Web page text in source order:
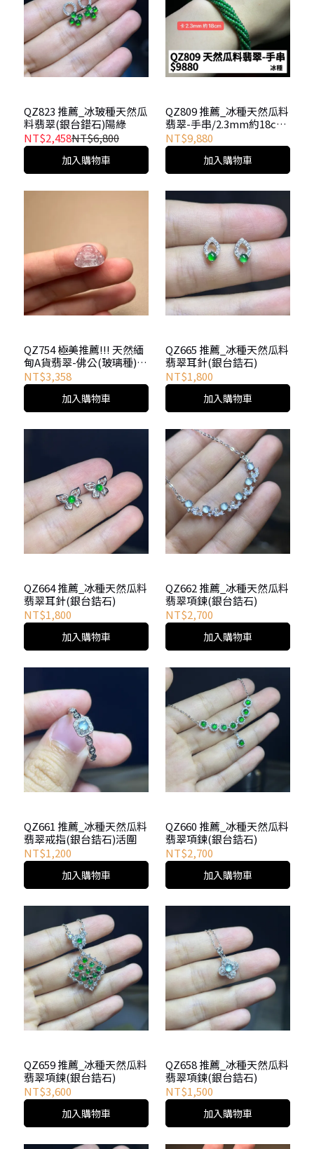
QZ823 推薦_冰玻種天然瓜
料翡翠(銀台錯石)陽綠
NT$2,458NT$6,800
加入購物車
QZ809 推薦_冰種天然瓜料
翡翠-手串/2.3mm約18cm
非常實惠
NT$9,880
加入購物車
QZ754 極美推薦!!! 天然緬
甸A貨翡翠-佛公(玻璃種)極
強光澤(可協助製作手繩，
18k或銀叩頭，手機吊飾
等，歡迎聯繫小編)
NT$3,358
加入購物車
QZ665 推薦_冰種天然瓜料
翡翠耳針(銀台鋯石)
NT$1,800
加入購物車
QZ664 推薦_冰種天然瓜料
翡翠耳針(銀台鋯石)
NT$1,800
加入購物車
QZ662 推薦_冰種天然瓜料
翡翠項鍊(銀台鋯石)
NT$2,700
加入購物車
QZ661 推薦_冰種天然瓜料
翡翠戒指(銀台鋯石)活圍
NT$1,200
加入購物車
QZ660 推薦_冰種天然瓜料
翡翠項鍊(銀台鋯石)
NT$2,700
加入購物車
QZ659 推薦_冰種天然瓜料
翡翠項鍊(銀台鋯石)
NT$3,600
加入購物車
QZ658 推薦_冰種天然瓜料
翡翠項鍊(銀台鋯石)
NT$1,500
加入購物車